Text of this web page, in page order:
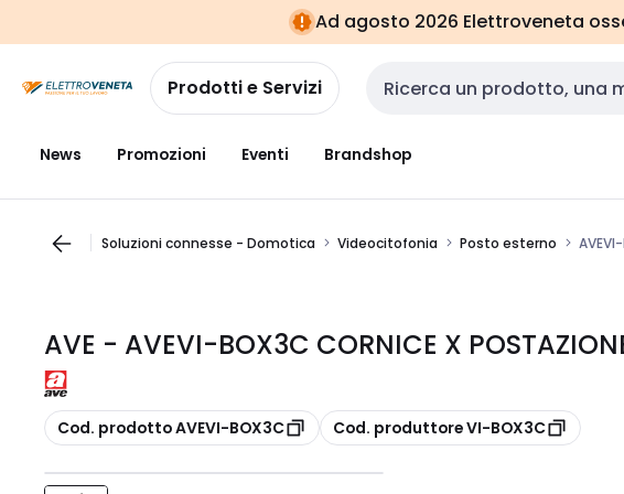
navigazionealla
pagina
Ad agosto 2026 Elettroveneta
Prodotti e Servizi Cerca input
News Promozioni Eventi Brandshop
Soluzioni connesse - Domotica Videocitofonia Posto esterno
AVE - AVEVI-BOX3C CORNICE X
copia
Cod. prodotto AVEVI-BOX3C copia
Cod. produttore VI-BOX3C